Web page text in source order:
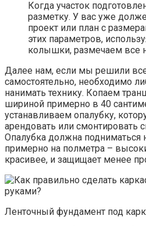
Когда участок
разметку. У вас уже
проект или план с
этих параметров,
колышки, размечаем все
Далее нам, если мы решили
самостоятельно, необходимо
нанимать технику. Копаем
шириной примерно в 40
устанавливаем опалубку,
арендовать или смонтировать
Опалубка должна
примерно на полметра –
красивее, и защищает менее
Ленточный фундамент под